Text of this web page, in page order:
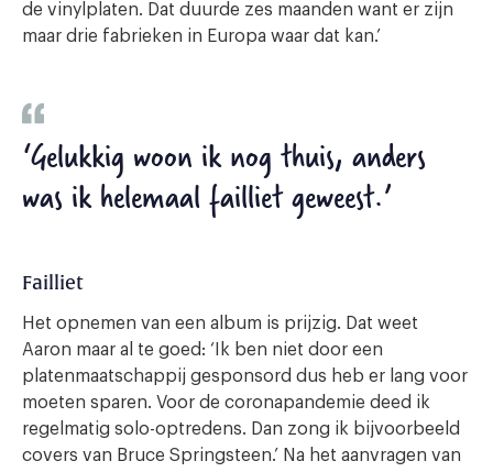
de vinylplaten. Dat duurde zes maanden want er zijn
maar drie fabrieken in Europa waar dat kan.’
‘Gelukkig woon ik nog thuis, anders
was ik helemaal failliet geweest.’
Failliet
Het opnemen van een album is prijzig. Dat weet
Aaron maar al te goed: ‘Ik ben niet door een
platenmaatschappij gesponsord dus heb er lang voor
moeten sparen. Voor de coronapandemie deed ik
regelmatig solo-optredens. Dan zong ik bijvoorbeeld
covers van Bruce Springsteen.’ Na het aanvragen van